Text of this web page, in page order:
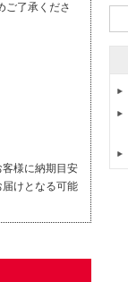
ご了承くださ
様に納期目安
けとなる可能